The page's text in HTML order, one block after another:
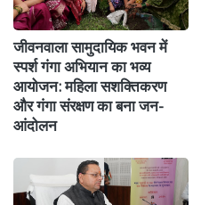
जीवनवाला सामुदायिक भवन में
स्पर्श गंगा अभियान का भव्य
आयोजन: महिला सशक्तिकरण
और गंगा संरक्षण का बना जन-
आंदोलन